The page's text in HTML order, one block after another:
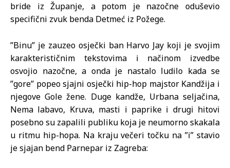
bride iz Županje, a potom je nazočne oduševio
specifični zvuk benda Detmeć iz Požege.
”Binu” je zauzeo osječki ban Harvo Jay koji je svojim
karakterističnim tekstovima i načinom izvedbe
osvojio nazočne, a onda je nastalo ludilo kada se
”gore” popeo sjajni osječki hip-hop majstor Kandžija i
njegove Gole žene. Duge kandže, Urbana seljačina,
Nema labavo, Kruva, masti i paprike i drugi hitovi
posebno su zapalili publiku koja je neumorno skakala
u ritmu hip-hopa. Na kraju večeri točku na ”i” stavio
je sjajan bend Parnepar iz Zagreba: